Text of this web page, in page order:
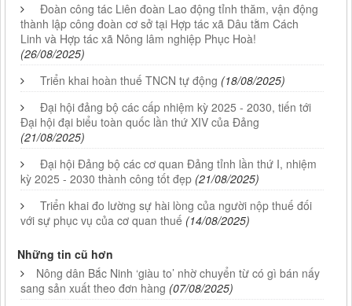
Đoàn công tác Liên đoàn Lao động tỉnh thăm, vận động
thành lập công đoàn cơ sở tại Hợp tác xã Dâu tằm Cách
Linh và Hợp tác xã Nông lâm nghiệp Phục Hoà!
(26/08/2025)
Triển khai hoàn thuế TNCN tự động (18/08/2025)
Đại hội đảng bộ các cấp nhiệm kỳ 2025 - 2030, tiến tới
Đại hội đại biểu toàn quốc lần thứ XIV của Đảng
(21/08/2025)
Đại hội Đảng bộ các cơ quan Đảng tỉnh lần thứ I, nhiệm
kỳ 2025 - 2030 thành công tốt đẹp (21/08/2025)
Triển khai đo lường sự hài lòng của người nộp thuế đối
với sự phục vụ của cơ quan thuế (14/08/2025)
Những tin cũ hơn
Nông dân Bắc Ninh ‘giàu to’ nhờ chuyển từ có gì bán nấy
sang sản xuất theo đơn hàng (07/08/2025)